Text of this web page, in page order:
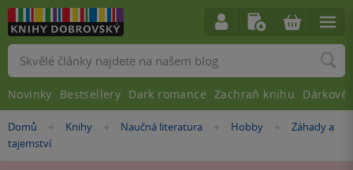
Nacházíte
se
Domů »Knihy »
Naučná literatura »Hobby »
Záhady a
tajemství
Vyhledávání
Novinky Bestsellery Dark romance Zachraň knihu Dárkové